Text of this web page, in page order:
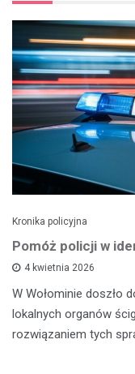
Kronika policyjna
Pomóż policji w
4 kwietnia 2026
W Wołominie doszło
lokalnych organów
rozwiązaniem tych